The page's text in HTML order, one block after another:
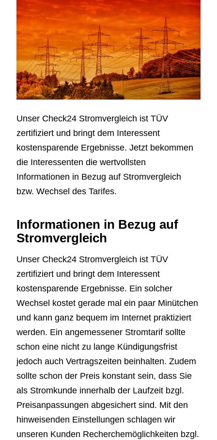
Unser Check24 Stromvergleich ist TÜV
zertifiziert und bringt dem Interessent
kostensparende Ergebnisse. Jetzt bekommen
die Interessenten die wertvollsten
Informationen in Bezug auf Stromvergleich
bzw. Wechsel des Tarifes.
Informationen in Bezug auf
Stromvergleich
Unser Check24 Stromvergleich ist TÜV
zertifiziert und bringt dem Interessent
kostensparende Ergebnisse. Ein solcher
Wechsel kostet gerade mal ein paar Minütchen
und kann ganz bequem im Internet praktiziert
werden. Ein angemessener Stromtarif sollte
schon eine nicht zu lange Kündigungsfrist
jedoch auch Vertragszeiten beinhalten. Zudem
sollte schon der Preis konstant sein, dass Sie
als Stromkunde innerhalb der Laufzeit bzgl.
Preisanpassungen abgesichert sind. Mit den
hinweisenden Einstellungen schlagen wir
unseren Kunden Recherchemöglichkeiten bzgl.